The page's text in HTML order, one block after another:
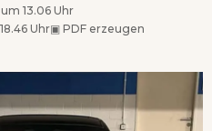
13.06 Uhr
Uhr▣ PDF erzeugen